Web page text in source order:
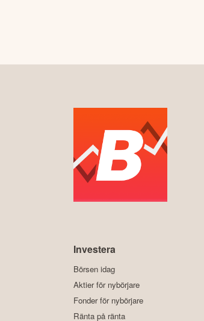
Investera
Börsen idag
Aktier för nybörjare
Fonder för nybörjare
Ränta på ränta